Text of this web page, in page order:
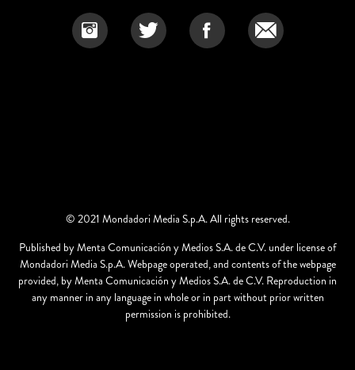
© 2021 Mondadori Media S.p.A. All rights reserved.
Published by Menta Comunicación y Medios S.A. de C.V. under license of
Mondadori Media S.p.A. Webpage operated, and contents of the webpage
provided, by Menta Comunicación y Medios S.A. de C.V. Reproduction in
any manner in any language in whole or in part without prior written
permission is prohibited.